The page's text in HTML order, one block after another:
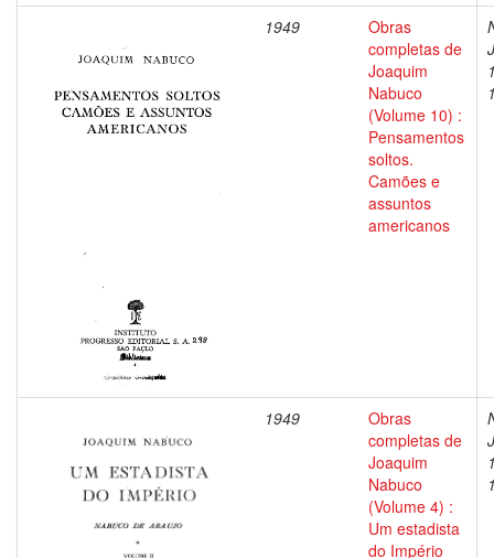
1949
Obras
completas de
Joaquim
Nabuco
(Volume 10) :
Pensamentos
soltos.
Camões e
assuntos
americanos
1949
Obras
completas de
Joaquim
Nabuco
(Volume 4) :
Um estadista
do Império